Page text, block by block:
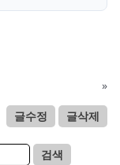
»
글수정 글삭제
검색